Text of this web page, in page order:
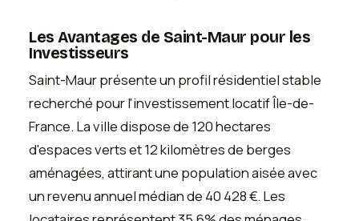
Les Avantages de Saint-Maur pour les
Investisseurs
Saint-Maur présente un profil résidentiel stable
recherché pour l'investissement locatif Île-de-
France. La ville dispose de 120 hectares
d'espaces verts et 12 kilomètres de berges
aménagées, attirant une population aisée avec
un revenu annuel médian de 40 428 €. Les